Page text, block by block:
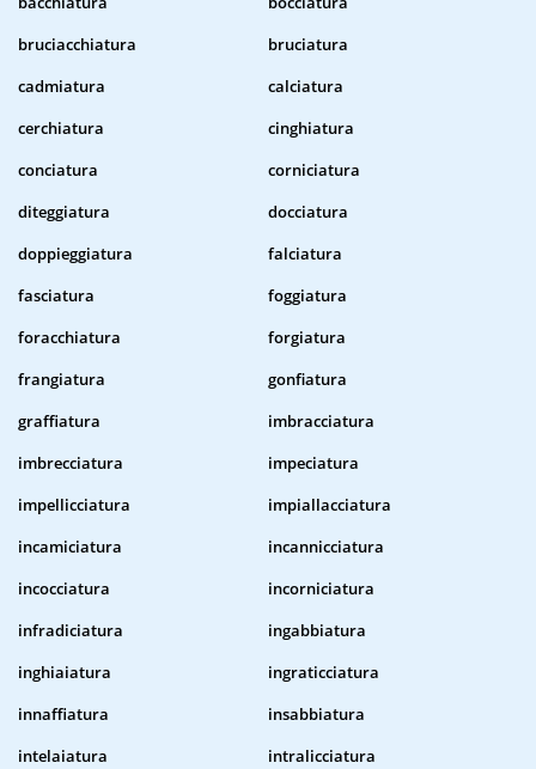
bruciacchiatura
bruciatura
cadmiatura
calciatura
cerchiatura
cinghiatura
conciatura
corniciatura
diteggiatura
docciatura
doppieggiatura
falciatura
fasciatura
foggiatura
foracchiatura
forgiatura
frangiatura
gonfiatura
graffiatura
imbracciatura
imbrecciatura
impeciatura
impellicciatura
impiallacciatura
incamiciatura
incannicciatura
incocciatura
incorniciatura
infradiciatura
ingabbiatura
inghiaiatura
ingraticciatura
innaffiatura
insabbiatura
intelaiatura
intralicciatura